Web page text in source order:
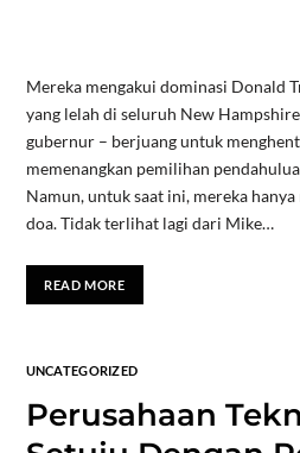
Mereka mengakui dominasi Donald
yang lelah di seluruh New
gubernur – berjuang untuk
memenangkan pemilihan
Namun, untuk saat ini, mereka
doa. Tidak terlihat lagi dari Mike…
READ MORE
UNCATEGORIZED
Perusahaan